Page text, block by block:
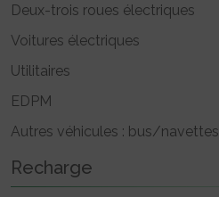
Deux-trois roues électriques
Voitures électriques
Utilitaires
EDPM
Autres véhicules : bus/navettes
Recharge